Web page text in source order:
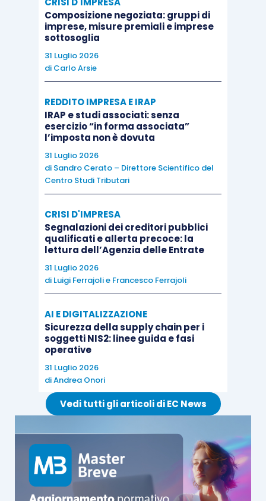
Composizione negoziata: gruppi di
imprese, misure premiali e imprese
sottosoglia
31 Luglio 2026
di Carlo Arsie
REDDITO IMPRESA E IRAP
IRAP e studi associati: senza
esercizio “in forma associata”
l’imposta non è dovuta
31 Luglio 2026
di Sandro Cerato – Direttore Scientifico del
Centro Studi Tributari
CRISI D'IMPRESA
Segnalazioni dei creditori pubblici
qualificati e allerta precoce: la
lettura dell’Agenzia delle Entrate
31 Luglio 2026
di Luigi Ferrajolie Francesco Ferrajoli
AI E DIGITALIZZAZIONE
Sicurezza della supply chain per i
soggetti NIS2: linee guida e fasi
operative
31 Luglio 2026
diAndrea Onori
Vedi tutti gli articoli di EC News